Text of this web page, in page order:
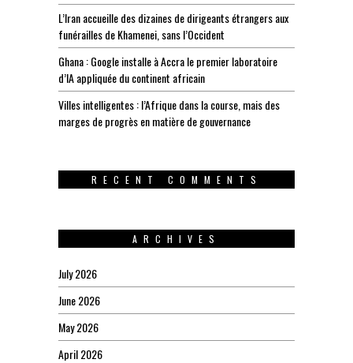
L’Iran accueille des dizaines de dirigeants étrangers aux
funérailles de Khamenei, sans l’Occident
Ghana : Google installe à Accra le premier laboratoire
d’IA appliquée du continent africain
Villes intelligentes : l’Afrique dans la course, mais des
marges de progrès en matière de gouvernance
RECENT COMMENTS
ARCHIVES
July 2026
June 2026
May 2026
April 2026